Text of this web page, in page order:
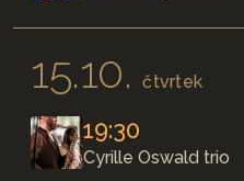
15.10.čtvrtek
19:30
Cyrille Oswald trio